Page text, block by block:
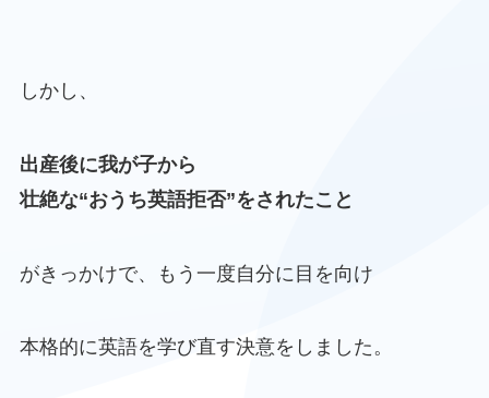
しかし、
出産後に我が子から
壮絶な“おうち英語拒否”をされたこと
がきっかけで、もう一度自分に目を向け
本格的に英語を学び直す決意をしました。